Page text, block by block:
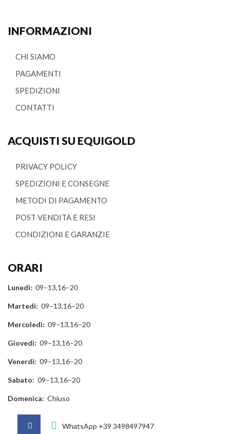
WhatsApp +39 3498497947
INFORMAZIONI
CHI SIAMO
PAGAMENTI
SPEDIZIONI
CONTATTI
ACQUISTI SU EQUIGOLD
PRIVACY POLICY
SPEDIZIONI E CONSEGNE
METODI DI PAGAMENTO
POST VENDITA E RESI
CONDIZIONI E GARANZIE
ORARI
Lunedì: 09–13,16–20
Martedì: 09–13,16–20
Mercoledì: 09–13,16–20
Giovedì: 09–13,16–20
Venerdì: 09–13,16–20
Sabato: 09–13,16–20
Domenica: Chiuso